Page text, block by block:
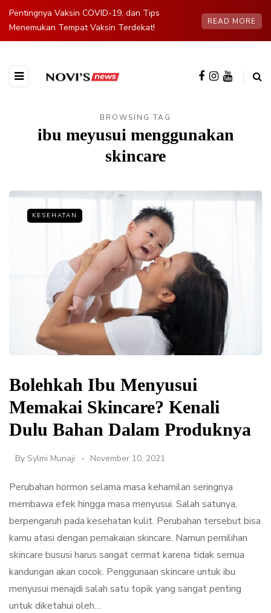
Pentingnya Vaksin COVID-19, dan Tips
Menemukan Tempat Vaksin Terdekat!
READ MORE
BROWSING TAG
ibu meyusui menggunakan
skincare
KESEHATAN
Bolehkah Ibu Menyusui
Memakai Skincare? Kenali
Dulu Bahan Dalam Produknya
By Sylmi Munaji November 10, 2021
Perubahan hormon selama masa kehamilan seringnya
membawa efek hingga masa menyusui. Salah satunya,
berpengaruh pada kesehatan kulit. Perubahan tersebut bisa
kamu atasi dengan pemakaian skincare. Namun pemilihan
skincare bususi harus sangat cermat karena tidak semua
kandungan akan cocok. Penggunaan skincare untuk ibu
menyusui menajdi salah satu topik yang sangat penting
untuk diketahui oleh…